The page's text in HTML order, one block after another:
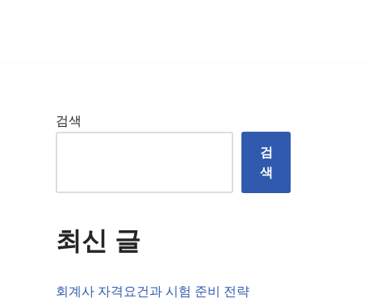
검색
검
색
최신 글
회계사 자격요건과 시험 준비 전략